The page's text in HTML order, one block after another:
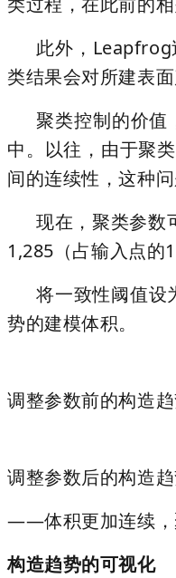
此外，Leapfrog
类结果会对所建表面
聚类控制的价值
中。以往，由于聚
间的连续性，这种
现在，聚类参数
1,285（占输入点的
将一致性阈值设
势的建模体积。
调整参数前的构造
调整参数后的构造
——体积更加连续，
构造趋势的可视化